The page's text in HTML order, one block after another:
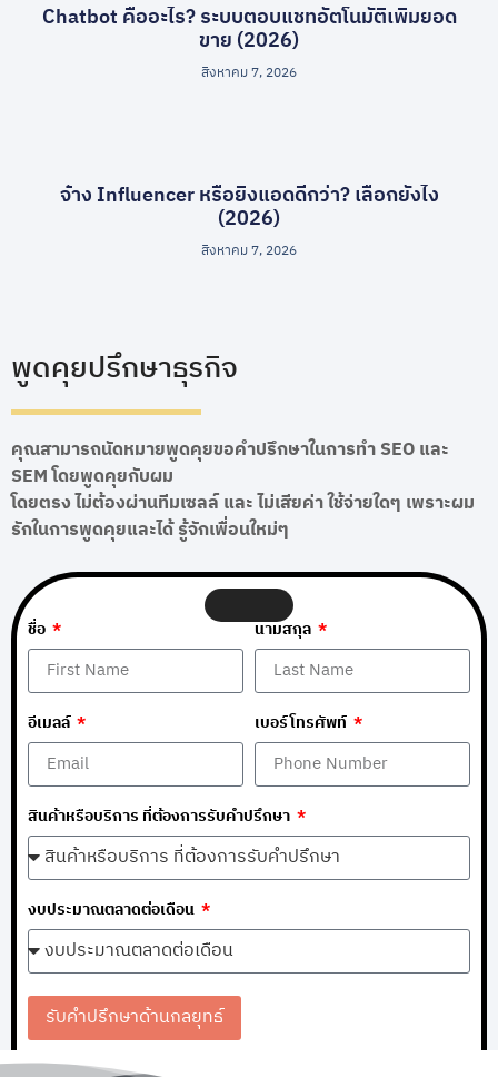
Chatbot คืออะไร? ระบบตอบแชทอัตโนมัติเพิ่มยอด
ขาย (2026)
สิงหาคม 7, 2026
จ้าง Influencer หรือยิงแอดดีกว่า? เลือกยังไง
(2026)
สิงหาคม 7, 2026
พูดคุยปรึกษาธุรกิจ
คุณสามารถนัดหมายพูดคุยขอคำปรึกษาในการทำ SEO และ
SEM โดยพูดคุยกับผม
โดยตรง ไม่ต้องผ่านทีมเซลล์ และ ไม่เสียค่า ใช้จ่ายใดๆ เพราะผม
รักในการพูดคุยและได้ รู้จักเพื่อนใหม่ๆ
ชื่อ นามสกุล
อีเมลล์ เบอร์โทรศัพท์
สินค้าหรือบริการ ที่ต้องการรับคำปรึกษา
งบประมาณตลาดต่อเดือน
รับคำปรึกษาด้านกลยุทธ์